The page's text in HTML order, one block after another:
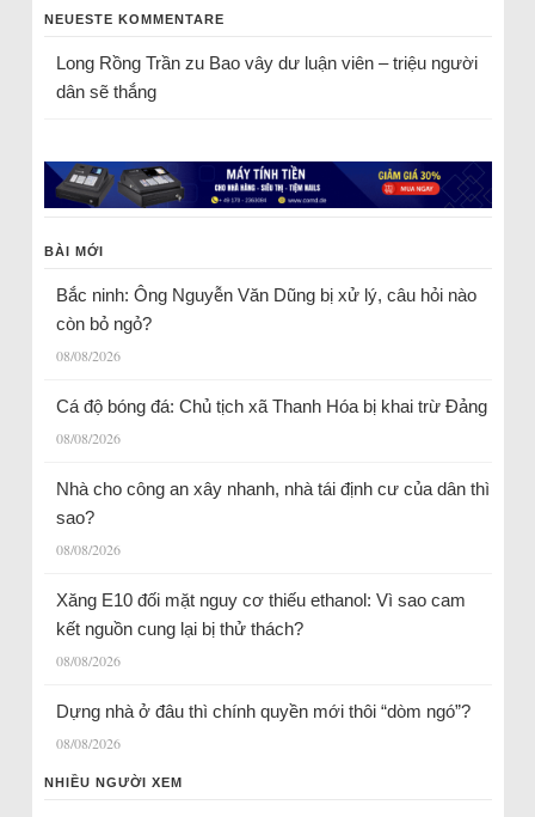
NEUESTE KOMMENTARE
Long Rồng Trầnzu Bao vây dư luận viên – triệu người
dân sẽ thắng
BÀI MỚI
Bắc ninh: Ông Nguyễn Văn Dũng bị xử lý, câu hỏi nào
còn bỏ ngỏ?
08/08/2026
Cá độ bóng đá: Chủ tịch xã Thanh Hóa bị khai trừ Đảng
08/08/2026
Nhà cho công an xây nhanh, nhà tái định cư của dân thì
sao?
08/08/2026
Xăng E10 đối mặt nguy cơ thiếu ethanol: Vì sao cam
kết nguồn cung lại bị thử thách?
08/08/2026
Dựng nhà ở đâu thì chính quyền mới thôi “dòm ngó”?
08/08/2026
NHIỀU NGƯỜI XEM